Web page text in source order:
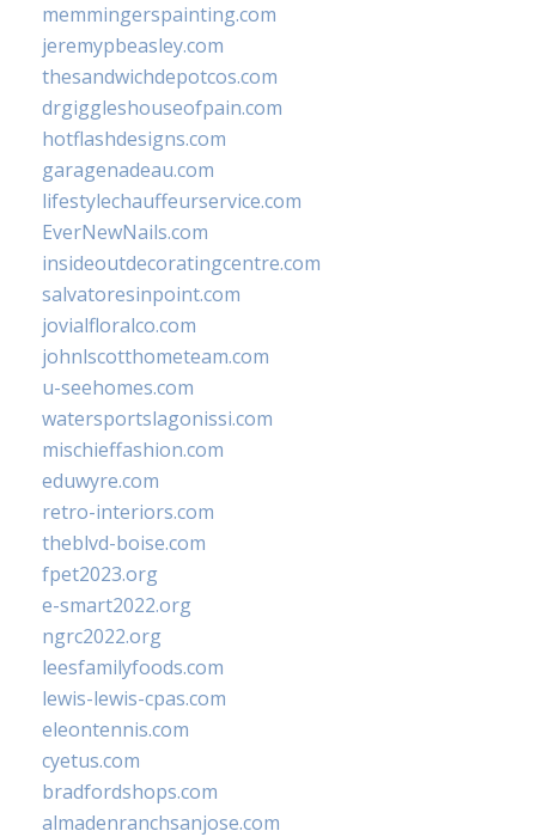
memmingerspainting.com
jeremypbeasley.com
thesandwichdepotcos.com
drgiggleshouseofpain.com
hotflashdesigns.com
garagenadeau.com
lifestylechauffeurservice.com
EverNewNails.com
insideoutdecoratingcentre.com
salvatoresinpoint.com
jovialfloralco.com
johnlscotthometeam.com
u-seehomes.com
watersportslagonissi.com
mischieffashion.com
eduwyre.com
retro-interiors.com
theblvd-boise.com
fpet2023.org
e-smart2022.org
ngrc2022.org
leesfamilyfoods.com
lewis-lewis-cpas.com
eleontennis.com
cyetus.com
bradfordshops.com
almadenranchsanjose.com